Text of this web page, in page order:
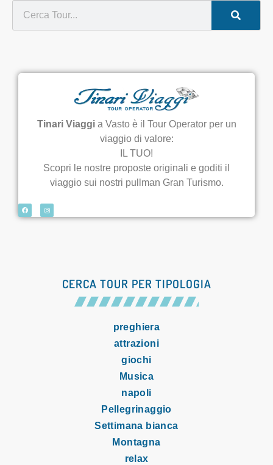
Tinari Viaggia Vasto è il Tour Operator per un
viaggio di valore:
IL TUO!
Scopri le nostre proposte originali e goditi il
viaggio sui nostri pullman Gran Turismo.
CERCA TOUR PER TIPOLOGIA
preghiera
attrazioni
giochi
Musica
napoli
Pellegrinaggio
Settimana bianca
Montagna
relax